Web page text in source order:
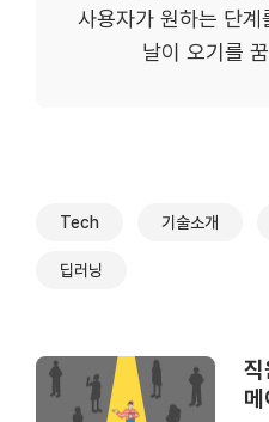
사용자가 원하는 단
날이 오기를
Tech 기술소개
딥러닝
직